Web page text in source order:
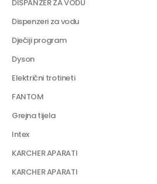
DISPANZER ZA VODU
Dispenzeri za vodu
Dječiji program
Dyson
Električni trotineti
FANTOM
Grejna tijela
Intex
KARCHER APARATI
KARCHER APARATI